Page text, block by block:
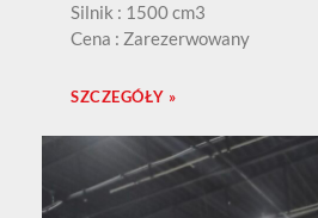
Silnik : 1500 cm3
Cena : Zarezerwowany
SZCZEGÓŁY »